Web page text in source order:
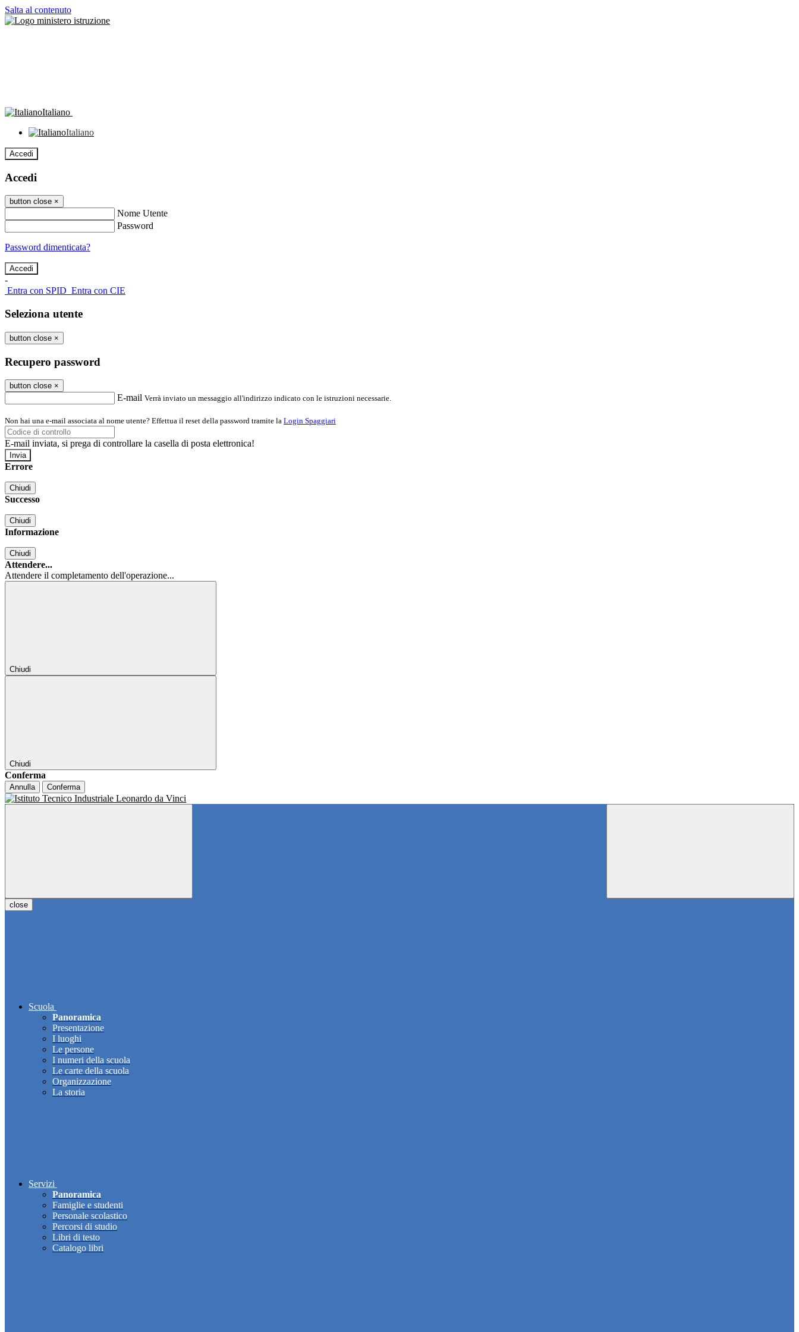
Salta al contenuto
Italiano
Italiano
Accedi
Accedi
button close ×
Nome Utente
Password
Password dimenticata?
-
Entra con SPID Entra con CIE
Seleziona utente
button close ×
Recupero password
button close ×
E-mail Verrà inviato un messaggio all'indirizzo indicato con le istruzioni necessarie.
Non hai una e-mail associata al nome utente? Effettua il reset della password tramite la Login Spaggiari
E-mail inviata, si prega di controllare la casella di posta elettronica!
Errore
Chiudi
Successo
Chiudi
Informazione
Chiudi
Attendere...
Attendere il completamento dell'operazione...
Chiudi
Chiudi
Conferma
Annulla Conferma
close
Scuola
Panoramica
Presentazione
I luoghi
Le persone
I numeri della scuola
Le carte della scuola
Organizzazione
La storia
Servizi
Panoramica
Famiglie e studenti
Personale scolastico
Percorsi di studio
Libri di testo
Catalogo libri